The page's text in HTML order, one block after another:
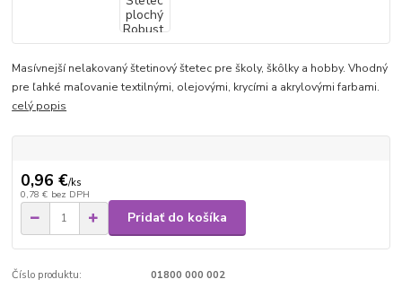
Masívnejší nelakovaný štetinový štetec pre školy, škôlky a hobby. Vhodný
pre ľahké maľovanie textilnými, olejovými, krycími a akrylovými farbami.
celý popis
0,96 €/ks
0,78 € bez DPH
Pridať do košíka
Číslo produktu: 01800 000 002